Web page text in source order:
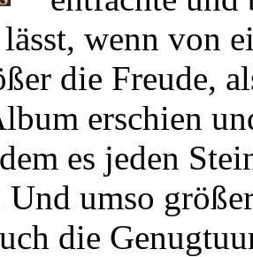
wenn von
die Freude,
erschien
es jeden
umso
die